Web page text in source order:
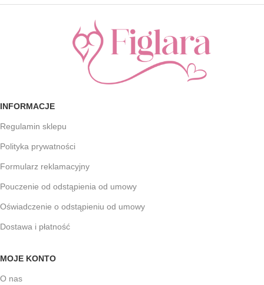
INFORMACJE
Regulamin sklepu
Polityka prywatności
Formularz reklamacyjny
Pouczenie od odstąpienia od umowy
Oświadczenie o odstąpieniu od umowy
Dostawa i płatność
MOJE KONTO
O nas